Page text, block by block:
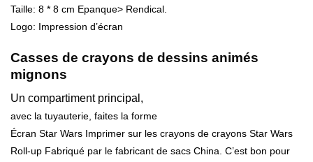
Taille: 8 * 8 cm Epanque> Rendical.
Logo: Impression d’écran
Casses de crayons de dessins animés
mignons
Un compartiment principal,
avec la tuyauterie, faites la forme
Écran Star Wars Imprimer sur les crayons de crayons Star Wars
Roll-up Fabriqué par le fabricant de sacs China. C’est bon pour